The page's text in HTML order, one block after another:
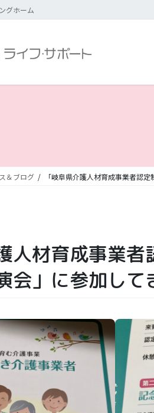
グホーム
＆ブログ 「岐阜県介護人材育成事業者認
人材育成事業
会」に参加して